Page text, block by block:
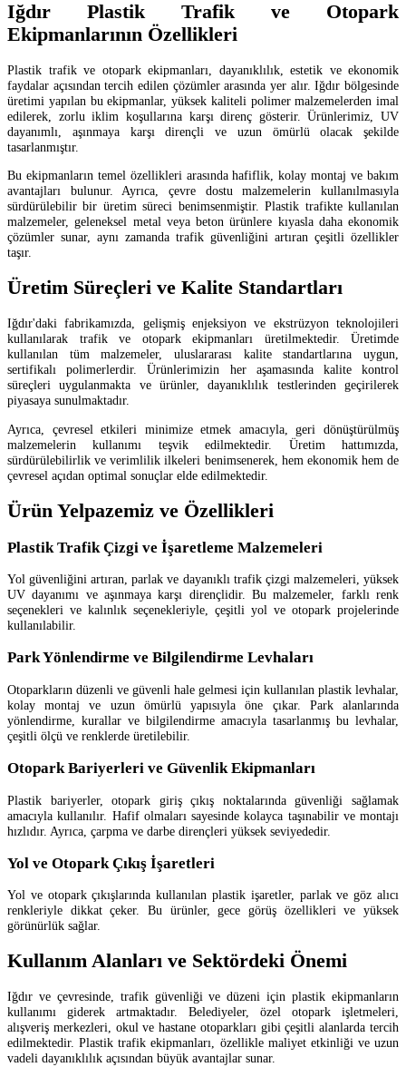
Iğdır Plastik Trafik ve Otopark
Ekipmanlarının Özellikleri
Plastik trafik ve otopark ekipmanları, dayanıklılık, estetik ve ekonomik
faydalar açısından tercih edilen çözümler arasında yer alır. Iğdır bölgesinde
üretimi yapılan bu ekipmanlar, yüksek kaliteli polimer malzemelerden imal
edilerek, zorlu iklim koşullarına karşı direnç gösterir. Ürünlerimiz, UV
dayanımlı, aşınmaya karşı dirençli ve uzun ömürlü olacak şekilde
tasarlanmıştır.
Bu ekipmanların temel özellikleri arasında hafiflik, kolay montaj ve bakım
avantajları bulunur. Ayrıca, çevre dostu malzemelerin kullanılmasıyla
sürdürülebilir bir üretim süreci benimsenmiştir. Plastik trafikte kullanılan
malzemeler, geleneksel metal veya beton ürünlere kıyasla daha ekonomik
çözümler sunar, aynı zamanda trafik güvenliğini artıran çeşitli özellikler
taşır.
Üretim Süreçleri ve Kalite Standartları
Iğdır'daki fabrikamızda, gelişmiş enjeksiyon ve ekstrüzyon teknolojileri
kullanılarak trafik ve otopark ekipmanları üretilmektedir. Üretimde
kullanılan tüm malzemeler, uluslararası kalite standartlarına uygun,
sertifikalı polimerlerdir. Ürünlerimizin her aşamasında kalite kontrol
süreçleri uygulanmakta ve ürünler, dayanıklılık testlerinden geçirilerek
piyasaya sunulmaktadır.
Ayrıca, çevresel etkileri minimize etmek amacıyla, geri dönüştürülmüş
malzemelerin kullanımı teşvik edilmektedir. Üretim hattımızda,
sürdürülebilirlik ve verimlilik ilkeleri benimsenerek, hem ekonomik hem de
çevresel açıdan optimal sonuçlar elde edilmektedir.
Ürün Yelpazemiz ve Özellikleri
Plastik Trafik Çizgi ve İşaretleme Malzemeleri
Yol güvenliğini artıran, parlak ve dayanıklı trafik çizgi malzemeleri, yüksek
UV dayanımı ve aşınmaya karşı dirençlidir. Bu malzemeler, farklı renk
seçenekleri ve kalınlık seçenekleriyle, çeşitli yol ve otopark projelerinde
kullanılabilir.
Park Yönlendirme ve Bilgilendirme Levhaları
Otoparkların düzenli ve güvenli hale gelmesi için kullanılan plastik levhalar,
kolay montaj ve uzun ömürlü yapısıyla öne çıkar. Park alanlarında
yönlendirme, kurallar ve bilgilendirme amacıyla tasarlanmış bu levhalar,
çeşitli ölçü ve renklerde üretilebilir.
Otopark Bariyerleri ve Güvenlik Ekipmanları
Plastik bariyerler, otopark giriş çıkış noktalarında güvenliği sağlamak
amacıyla kullanılır. Hafif olmaları sayesinde kolayca taşınabilir ve montajı
hızlıdır. Ayrıca, çarpma ve darbe dirençleri yüksek seviyededir.
Yol ve Otopark Çıkış İşaretleri
Yol ve otopark çıkışlarında kullanılan plastik işaretler, parlak ve göz alıcı
renkleriyle dikkat çeker. Bu ürünler, gece görüş özellikleri ve yüksek
görünürlük sağlar.
Kullanım Alanları ve Sektördeki Önemi
Iğdır ve çevresinde, trafik güvenliği ve düzeni için plastik ekipmanların
kullanımı giderek artmaktadır. Belediyeler, özel otopark işletmeleri,
alışveriş merkezleri, okul ve hastane otoparkları gibi çeşitli alanlarda tercih
edilmektedir. Plastik trafik ekipmanları, özellikle maliyet etkinliği ve uzun
vadeli dayanıklılık açısından büyük avantajlar sunar.